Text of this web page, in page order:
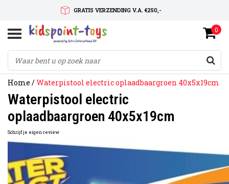
GRATIS VERZENDING V.A. €250,-
SNELLE LEVERTIJD
SERVICE OP MAAT
0
Home /Waterpistool electric oplaadbaargroen 40x5x19cm
Waterpistool electric
oplaadbaargroen 40x5x19cm
Schrijf je eigen review